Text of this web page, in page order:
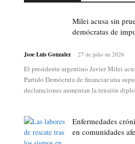
Milei acusa sin
demócratas de
Jose Luis Gonzalez - 27 de julio de 2026
El presidente argentino Javier Milei
Partido Demócrata de financiar una
declaraciones aumentan la tensión
Enfermedades
en comunidades